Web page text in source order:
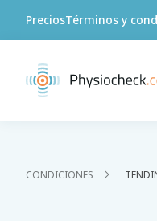
PreciosTérminos y
CONDICIONES